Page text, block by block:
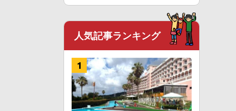
人気記事ランキング